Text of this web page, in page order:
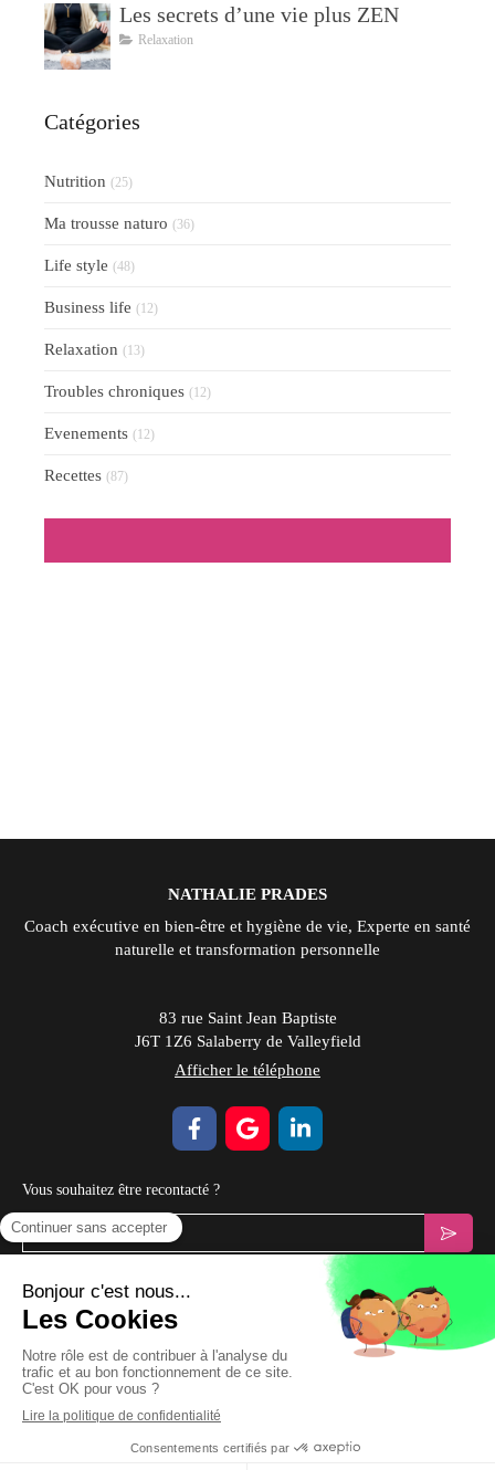
Les secrets d’une vie plus ZEN
Relaxation
Catégories
Nutrition (25)
Ma trousse naturo (36)
Life style (48)
Business life (12)
Relaxation (13)
Troubles chroniques (12)
Evenements (12)
Recettes (87)
NATHALIE PRADES
Coach exécutive en bien-être et hygiène de vie, Experte en santé
naturelle et transformation personnelle
83 rue Saint Jean Baptiste
J6T 1Z6 Salaberry de Valleyfield
Afficher le téléphone
Vous souhaitez être recontacté ?
Votre email
Prendre Rendez-vous
Mentions légales & CGV
Création et référencement du site par Simplébo